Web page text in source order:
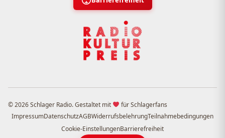
© 2026 Schlager Radio. Gestaltet mit
für Schlagerfans
ImpressumDatenschutzAGBWiderrufsbelehrungTeilnahmebedingungen
Cookie-EinstellungenBarrierefreiheit